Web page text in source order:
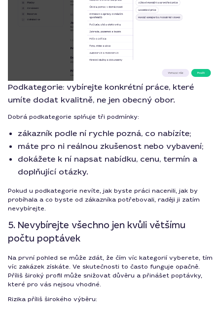
Podkategorie: vybírejte konkrétní práce, které
umíte dodat kvalitně, ne jen obecný obor.
Dobrá podkategorie splňuje tři podmínky:
zákazník podle ní rychle pozná, co nabízíte;
máte pro ni reálnou zkušenost nebo vybavení;
dokážete k ní napsat nabídku, cenu, termín a
doplňující otázky.
Pokud u podkategorie nevíte, jak byste práci nacenili, jak by
probíhala a co byste od zákazníka potřebovali, raději ji zatím
nevybírejte.
5. Nevybírejte všechno jen kvůli většímu
počtu poptávek
Na první pohled se může zdát, že čím víc kategorií vyberete, tím
víc zakázek získáte. Ve skutečnosti to často funguje opačně.
Příliš široký profil může snižovat důvěru a přinášet poptávky,
které pro vás nejsou vhodné.
Rizika příliš širokého výběru: